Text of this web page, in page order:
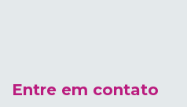
Entre em contato